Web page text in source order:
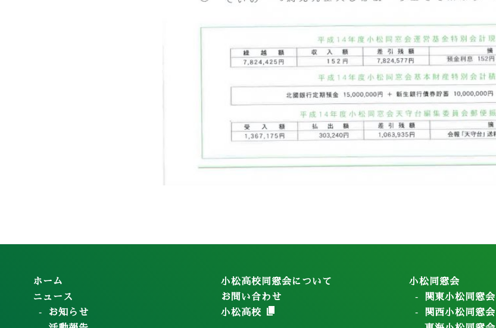
ホーム
ニュース
お知らせ
小松高校同窓会について
お問い合わせ
小松高校
小松同窓会
関東小松同窓会
関西小松同窓会